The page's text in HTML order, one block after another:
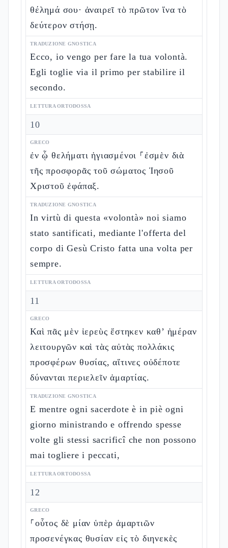
θέλημά σου· ἀναιρεῖ τὸ πρῶτον ἵνα τὸ
δεύτερον στήσῃ.
TRADUZIONE GNOSTICA
Ecco, io vengo per fare la tua volontà.
Egli toglie via il primo per stabilire il
secondo.
LETTURA ORTODOSSA
10
GRECO
ἐν ᾧ θελήματι ἡγιασμένοι ⸀ἐσμὲν διὰ
τῆς προσφορᾶς τοῦ σώματος Ἰησοῦ
Χριστοῦ ἐφάπαξ.
TRADUZIONE GNOSTICA
In virtù di questa «volontà» noi siamo
stato santificati, mediante l'offerta del
corpo di Gesù Cristo fatta una volta per
sempre.
LETTURA ORTODOSSA
11
GRECO
Καὶ πᾶς μὲν ἱερεὺς ἕστηκεν καθ’ ἡμέραν
λειτουργῶν καὶ τὰς αὐτὰς πολλάκις
προσφέρων θυσίας, αἵτινες οὐδέποτε
δύνανται περιελεῖν ἁμαρτίας.
TRADUZIONE GNOSTICA
E mentre ogni sacerdote è in piè ogni
giorno ministrando e offrendo spesse
volte gli stessi sacrificî che non possono
mai togliere i peccati,
LETTURA ORTODOSSA
12
GRECO
⸀οὗτος δὲ μίαν ὑπὲρ ἁμαρτιῶν
προσενέγκας θυσίαν εἰς τὸ διηνεκὲς